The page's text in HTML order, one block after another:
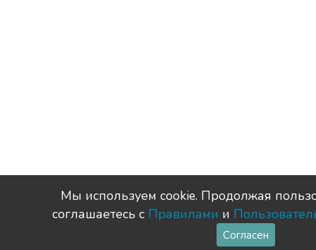
Мы используем сookie. Продолжая
соглашаетесь с Правилами и
Согласен